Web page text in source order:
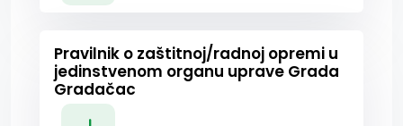
Pravilnik o zaštitnoj/radnoj opremi u
jedinstvenom organu uprave Grada
Gradačac